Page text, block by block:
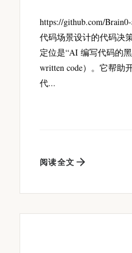
https://github.com/
代码场景设计的代码决
定位是“AI 编写代码的
written code）。它帮助
代...
阅读全文